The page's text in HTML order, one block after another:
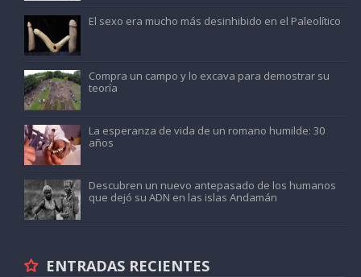
El sexo era mucho más desinhibido en el Paleolítico
Compra un campo y lo excava para demostrar su
teoría
La esperanza de vida de un romano humilde: 30
años
Descubren un nuevo antepasado de los humanos
que dejó su ADN en las islas Andamán
ENTRADAS RECIENTES